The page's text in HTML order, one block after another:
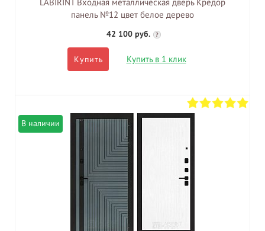
LABIRINT Входная металлическая дверь Кредор
панель №12 цвет белое дерево
42 100 руб. ?
Купить Купить в 1 клик
В наличии